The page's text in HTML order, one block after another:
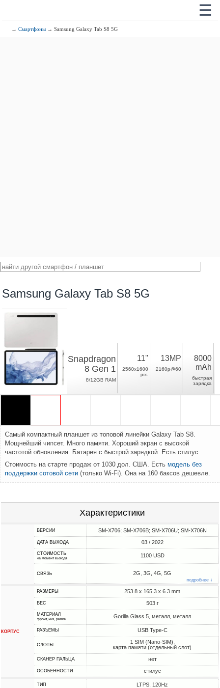
☰
→Смартфоны → Samsung Galaxy Tab S8 5G
Samsung Galaxy Tab S8 5G
Snapdragon
8 Gen 1
8/12GB RAM
11"
2560x1600
pix.
13MP
2160p@60
8000
mAh
быстрая
зарядка
Самый компактный планшет из топовой линейки Galaxy Tab S8.
Мощнейший чипсет. Много памяти. Хороший экран с высокой
частотой обновления. Батарея с быстрой зарядкой. Есть стилус.
Стоимость на старте продаж от 1030 дол. США. Есть модель без
поддержки сотовой сети(только Wi-Fi). Она на 160 баксов дешевле.
Характеристики
ВЕРСИИ SM-X706; SM-X706B; SM-X706U; SM-X706N
ДАТА ВЫХОДА 03 / 2022
СТОИМОСТЬ
на момент выхода 1100 USD
СВЯЗЬ 2G, 3G, 4G, 5G
подробнее ↓
КОРПУС
РАЗМЕРЫ 253.8 x 165.3 x 6.3 mm
ВЕС 503 г
МАТЕРИАЛ
фронт, низ, рамка Gorilla Glass 5, металл, металл
РАЗЪЕМЫ USB Type-C
СЛОТЫ
1 SIM (Nano-SIM),
карта памяти (отдельный слот)
СКАНЕР ПАЛЬЦА нет
ОСОБЕННОСТИ стилус
ТИП LTPS, 120Hz